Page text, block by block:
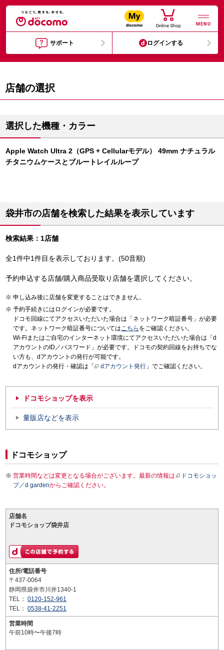
MENU
サポート ログインする
店舗の選択
選択した機種・カラー
Apple Watch Ultra 2（GPS + Cellularモデル） 49mm ナチュラル
チタニウムケースとブルートレイルループ
袋井市の店舗を検索した結果を表示しています
検索結果：1店舗
全1件中1件目を表示しております。(50音順)
予約申込する店舗/購入商品受取り店舗を選択してください。
申し込み後に店舗を変更することはできません。
予約手続きにはログインが必要です。
ドコモ回線にてアクセスいただいた場合は「ネットワーク暗証番号」が必要
です。ネットワーク暗証番号についてはこちら をご確認ください。
Wi-Fiまたはご自宅のインターネット環境にてアクセスいただいた場合は「d
アカウントのID／パスワード」が必要です。ドコモの契約回線をお持ちでな
い方も、dアカウントの発行が可能です。
dアカウントの発行・確認は「
dアカウント発行 」でご確認ください。
ドコモショップを表示
量販店などを表示
ドコモショップ
営業時間などは変更となる場合がございます。最新の情報は
ドコモショッ
プ／d gardenからご確認ください。
店舗名
ドコモショップ袋井店
住所/電話番号
〒437-0064
静岡県袋井市川井1340-1
TEL： 0120-152-961
TEL： 0538-41-2251
営業時間
午前10時〜午後7時